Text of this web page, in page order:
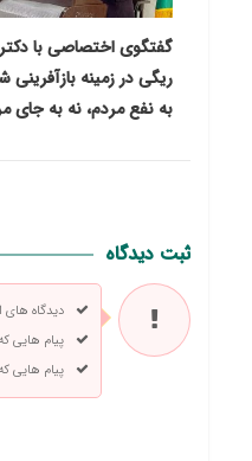
گفتگوی اختصاصی با
ریگی در زمینه
به نفع مردم، نه به جای
ثبت دیدگاه
دیدگاه
پیام هایی
پیام هایی